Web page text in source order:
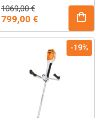
siimapään sekä Balance
X -valjaat.
1069,00€
Alkuperäinen
hinta
1069,00 €.
799,00 €
Nykyinen
hinta
799,00 €.
-19%